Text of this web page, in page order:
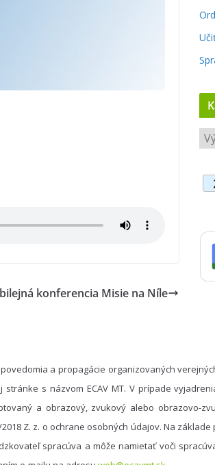
konferencia Misie na Níle
K
a
e
r
e
a propagácie organizovaných
s názvom ECAV MT. V prípade
a obrazový, zvukový alebo obrazovo-
Z. z. o ochrane osobných údajov. Na
spracúva a môže namietať voči